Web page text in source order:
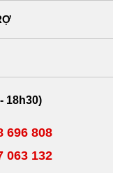
18h30)
696 808
063 132